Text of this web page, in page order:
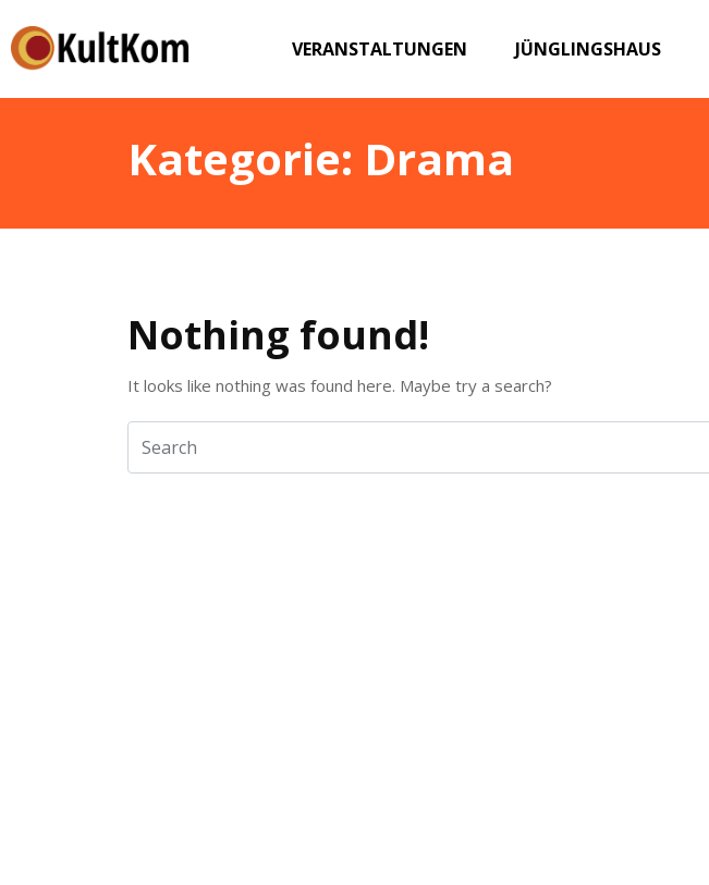
VERANSTALTUNGEN JÜNGLINGSHAUS
Kategorie: Drama
Nothing found!
It looks like nothing was found here. Maybe try a search?